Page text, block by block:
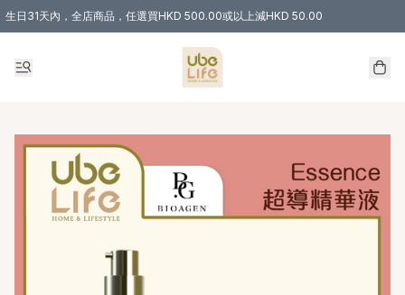
生日31天內，全店商品，任選買HKD 500.00或以上減HKD 50.00
購物滿 HKD 300.00即享免運費優惠！（適用於 特定的送貨方式 )